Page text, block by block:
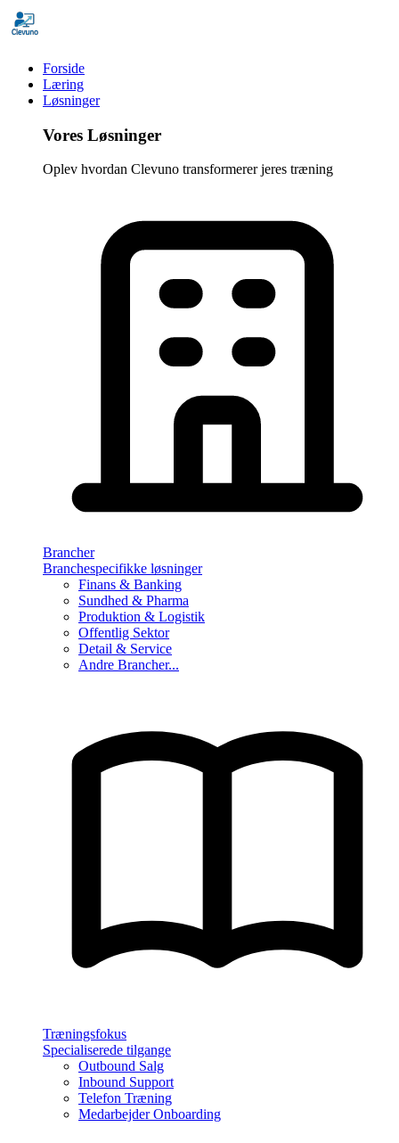
Forside
Læring
Løsninger
Vores Løsninger
Oplev hvordan Clevuno transformerer jeres træning
Brancher
Branchespecifikke løsninger
Finans & Banking
Sundhed & Pharma
Produktion & Logistik
Offentlig Sektor
Detail & Service
Andre Brancher...
Træningsfokus
Specialiserede tilgange
Outbound Salg
Inbound Support
Telefon Træning
Medarbejder Onboarding